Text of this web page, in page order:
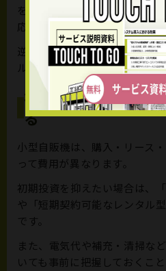
を使う場面が少ない場合は、
応したモデルの方が利用率が
逆に、現金ニーズがある場合
ルも選択肢に入れておくと安
初期費用と運用コ
る
小型自販機は、購入・リース
って費用が異なります。
初期投資を抑えたい場合は、
や「短期契約可能なレンタル
です。
また、電気代や補充・清掃な
いても事前に把握しておくこ